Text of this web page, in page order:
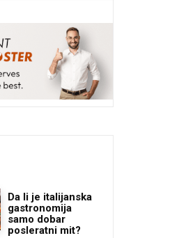
Da li je italijanska
gastronomija
samo dobar
posleratni mit?